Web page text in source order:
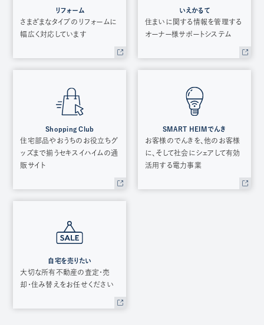
リフォーム
さまざまなタイプのリフォームに
幅広く対応しています
いえかるて
住まいに関する情報を管理する
オーナー様サポートシステム
Shopping Club
住宅部品やおうちのお役立ちグ
ッズまで揃うセキスイハイムの通
販サイト
SMART HEIMでんき
お客様のでんきを、他のお客様
に、そして社会にシェアして有効
活用する電力事業
自宅を売りたい
大切な所有不動産の査定・売
却・住み替えをお任せください